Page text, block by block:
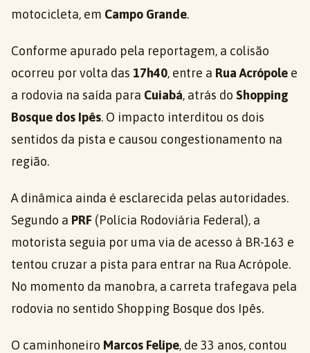
motocicleta, em Campo Grande.
Conforme apurado pela reportagem, a colisão
ocorreu por volta das 17h40, entre a Rua Acrópole e
a rodovia na saída para Cuiabá, atrás do Shopping
Bosque dos Ipês. O impacto interditou os dois
sentidos da pista e causou congestionamento na
região.
A dinâmica ainda é esclarecida pelas autoridades.
Segundo a PRF (Polícia Rodoviária Federal), a
motorista seguia por uma via de acesso à BR-163 e
tentou cruzar a pista para entrar na Rua Acrópole.
No momento da manobra, a carreta trafegava pela
rodovia no sentido Shopping Bosque dos Ipês.
O caminhoneiro Marcos Felipe, de 33 anos, contou